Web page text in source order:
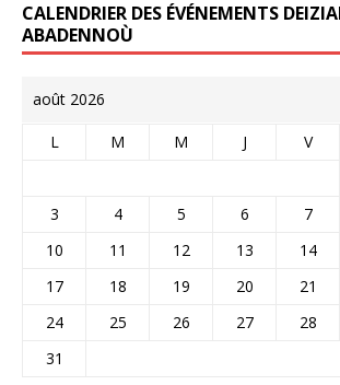
CALENDRIER DES ÉVÉNEMENTS
ABADENNOÙ
août 2026
L M M J V
3
4 5 6 7
10
11 12 13 14
17
18 19 20 21
24
25 26 27 28
31